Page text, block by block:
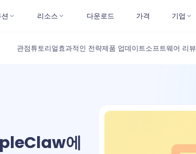
리소스 다운로드 가격 기업
관점튜토리얼효과적인 전략제품 업데이트소프트웨어 리뷰
에